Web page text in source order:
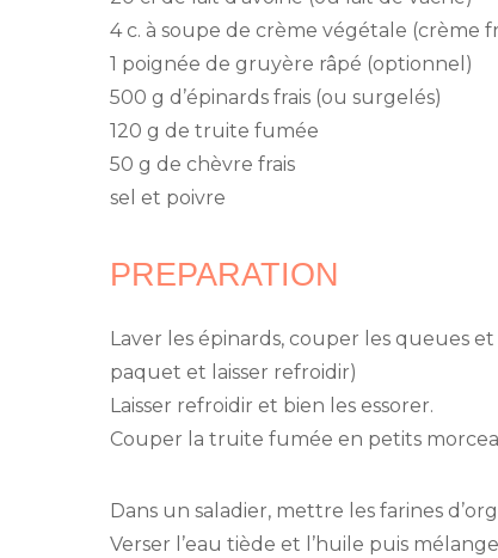
4 c. à soupe de crème végétale (crème
1 poignée de gruyère râpé (optionnel)
500 g d’épinards frais (ou surgelés)
120 g de truite fumée
50 g de chèvre frais
sel et poivre
PREPARATION
Laver les épinards, couper les queues
paquet et laisser refroidir)
Laisser refroidir et bien les essorer.
Couper la truite fumée en petits
Dans un saladier, mettre les farines
Verser l’eau tiède et l’huile puis